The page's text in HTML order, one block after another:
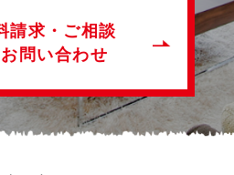
請求・ご相談
お問い合わせ